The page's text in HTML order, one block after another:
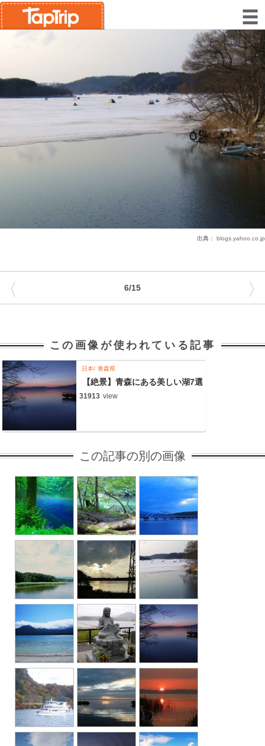
出典： blogs.yahoo.co.jp
6/15
〈 〉
この画像が使われている記事
日本 青森県
【絶景】青森にある美しい湖7選
31913 view
この記事の別の画像